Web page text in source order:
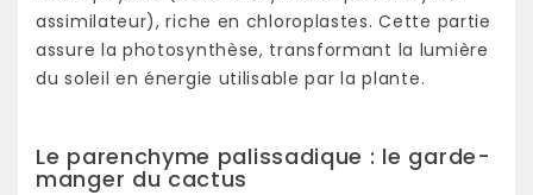
assimilateur), riche en chloroplastes. Cette partie
assure la photosynthèse, transformant la lumière
du soleil en énergie utilisable par la plante.
Le parenchyme palissadique : le garde-
manger du cactus